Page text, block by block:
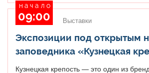
начало
09:00 Выставки
Экспозиции под открытым
заповедника «Кузнецкая
Кузнецкая крепость — это один из